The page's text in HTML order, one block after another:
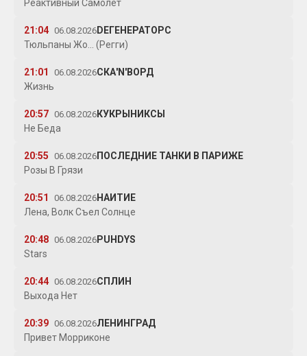
Реактивный Самолет
21:04 06.08.2026 DЕГЕНЕРАТОРС
Тюльпаны Жо... (Регги)
21:01 06.08.2026СКА'N'ВОРД
Жизнь
20:57 06.08.2026 КУКРЫНИКСЫ
Не Беда
20:55 06.08.2026 ПОСЛЕДНИЕ ТАНКИ В ПАРИЖЕ
Розы В Грязи
20:51 06.08.2026 НАИТИЕ
Лена, Волк Съел Солнце
20:48 06.08.2026 PUHDYS
Stars
20:44 06.08.2026СПЛИН
Выхода Нет
20:39 06.08.2026ЛЕНИНГРАД
Привет Морриконе